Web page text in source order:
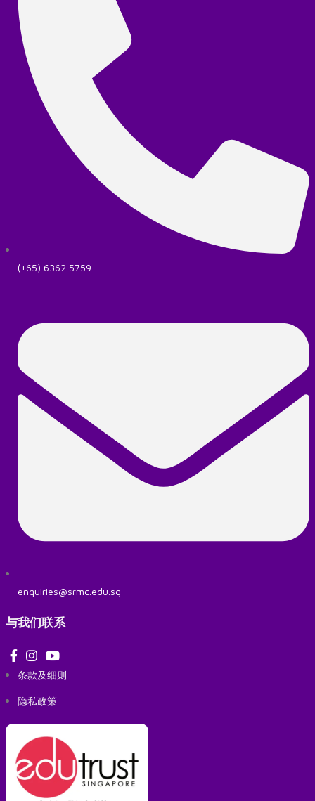
(+65) 6362 5759
enquiries@srmc.edu.sg
与我们联系
条款及细则
隐私政策